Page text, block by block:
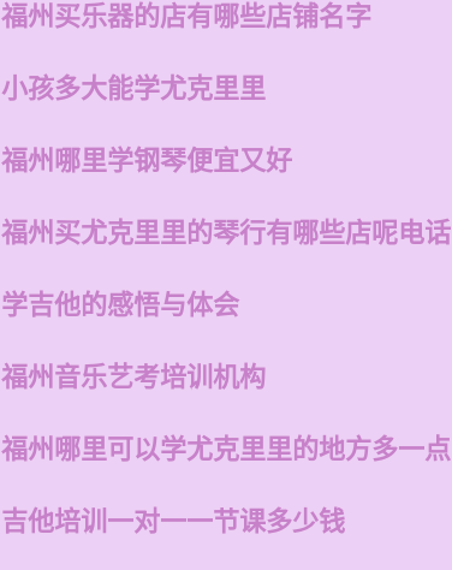
福州买乐器的店有哪些店铺名字
小孩多大能学尤克里里
福州哪里学钢琴便宜又好
福州买尤克里里的琴行有哪些店呢电话
学吉他的感悟与体会
福州音乐艺考培训机构
福州哪里可以学尤克里里的地方多一点
吉他培训一对一一节课多少钱